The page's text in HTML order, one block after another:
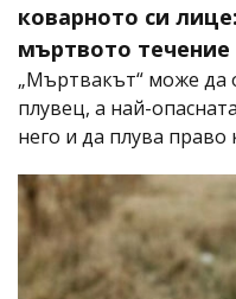
коварното си
мъртвото течение
„Мъртвакът“ може да
плувец, а най-
него и да плува право